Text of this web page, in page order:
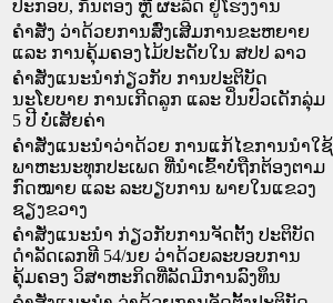
ປະກອບ, ກັ່ນຕອງ ຫຼື ຜະລິດ ຢູ່ໂຮງງານ
ຄຳສັ່ງ ວ່າດ້ວຍການສົ່ງເສີມການຂະຫຍາຍ
ແລະ ການຄຸ້ມຄອງໄມ້ປະດັບໃນ ສປປ ລາວ
ຄໍາສັ່ງແນະນໍາກ່ຽວກັບ ການປະຕິບັດ
ນະໂຍບາຍ ການເກີດລູກ ແລະ ປິ່ນປົວເດັກລຸ່ມ
5 ປີ ບໍ່ເສັຍຄ່າ
ຄຳສັ່ງແນະນຳວ່າດ້ວຍ ການແກ້ໄຂການນຳໃຊ້
ພາຫະນະທຸກປະເພດ ທີ່ນຳເຂົ້າບໍ່ຖືກຕ້ອງຕາມ
ກົດໝາຍ ແລະ ລະບຽບການ ພາຍໃນແຂວງ
ຊຽງຂວາງ
ຄຳສັ່ງແນະນຳ ກ່ຽວກັບການຈັດຕັ້ງ ປະຕິບັດ
ດຳລັດເລກທີ 54/ນຍ ວ່າດ້ວຍລະບອບການ
ຄຸ້ມຄອງ ວິສາຫະກິດທີ່ລັດມີການລົງທຶນ